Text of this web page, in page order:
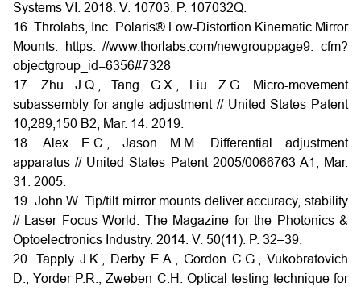
Systems VI. 2018. V. 10703. P. 107032Q.
16. Throlabs, Inc. Polaris® Low-Distortion Kinematic Mirror
Mounts. https: //www.thorlabs.com/newgrouppage9. cfm?
objectgroup_id=6356#7328
17. Zhu J.Q., Tang G.X., Liu Z.G. Micro-movement
subassembly for angle adjustment // United States Patent
10,289,150 B2, Mar. 14. 2019.
18. Alex E.C., Jason M.M. Differential adjustment
apparatus // United States Patent 2005/0066763 A1, Mar.
31. 2005.
19. John W. Tip/tilt mirror mounts deliver accuracy, stability
// Laser Focus World: The Magazine for the Photonics &
Optoelectronics Industry. 2014. V. 50(11). P. 32–39.
20. Tapply J.K., Derby E.A., Gordon C.G., Vukobratovich
D., Yorder P.R., Zweben C.H. Optical testing technique for